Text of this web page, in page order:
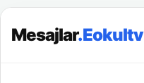
Mesajlar.Eokultv